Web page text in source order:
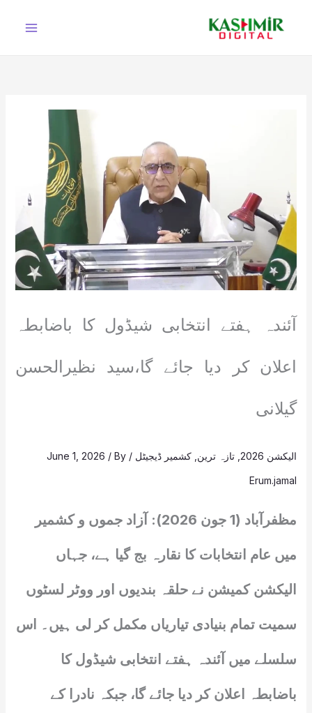
آئندہ ہفتے انتخابی شیڈول کا باضابطہ
اعلان کر دیا جائے گا،سید نظیرالحسن
گیلانی
الیکشن 2026 , تازہ ترین کشمیر ڈیجیٹل /
June 1, 2026 / By
Erum.jamal
مظفرآباد (1 جون 2026): آزاد جموں و کشمیر
میں عام انتخابات کا نقارہ بج گیا ہے، جہاں
الیکشن کمیشن نے حلقہ بندیوں اور ووٹر لسٹوں
سمیت تمام بنیادی تیاریاں مکمل کر لی ہیں۔ اس
سلسلے میں آئندہ ہفتے انتخابی شیڈول کا
باضابطہ اعلان کر دیا جائے گا، جبکہ نادرا کے